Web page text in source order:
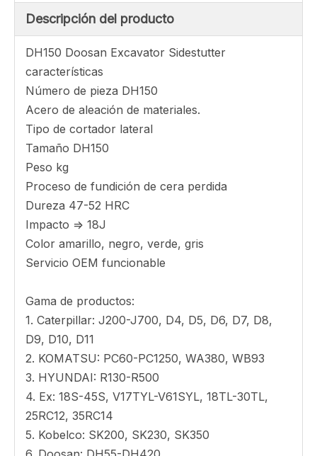
Nuestra ventaja
☑Precio pagable
☑Diseño personalizado está disponible
☑T / T, L / C u otro pago aceptado
☑Envío rápido, entrega en todo el mundo
☑
más grandes
Descripción del producto
DH150 Doosan Excavator Sidestutter
Número de pieza DH150
Acero de aleación de materiales.
Tipo de cortador lateral
Tamaño DH150
Peso kg
Proceso de fundición de cera perdida
Dureza 47-52 HRC
Impacto => 18J
Color amarillo, negro, verde, gris